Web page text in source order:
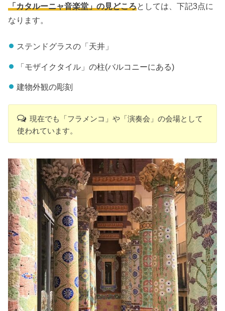
「カタルーニャ音楽堂」の見どころとしては、下記3点に
なります。
ステンドグラスの「天井」
「モザイクタイル」の柱(バルコニーにある)
建物外観の彫刻
現在でも「フラメンコ」や「演奏会」の会場として
使われています。